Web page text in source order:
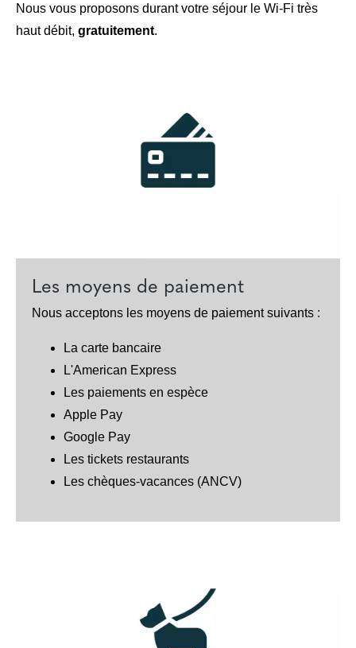
Nous vous proposons durant votre séjour le Wi-Fi très
haut débit, gratuitement.
Les moyens de paiement
Nous acceptons les moyens de paiement suivants :
La carte bancaire
L'American Express
Les paiements en espèce
Apple Pay
Google Pay
Les tickets restaurants
Les chèques-vacances (ANCV)